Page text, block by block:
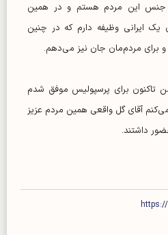
جنس این مردم هستم و در همین
ایرانی وظیفه دارم که در چنین
برای مردم‌مان جان نیز می‌دهم.
تاکنون برای پرسپولیس موفق شدم
آقای گل واقعی همین مردم عزیز
داشتند.